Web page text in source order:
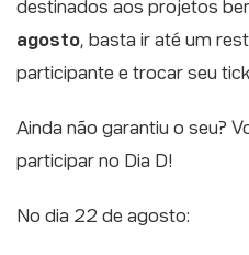
destinados aos projetos
agosto, basta ir até um
participante e trocar seu
Ainda não garantiu o seu?
participar no Dia D!
No dia 22 de agosto: